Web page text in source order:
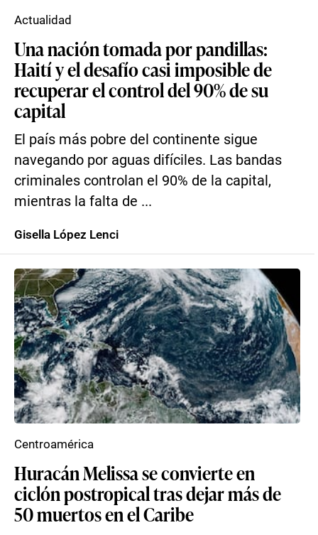
Una nación tomada por pandillas:
Haití y el desafío casi imposible de
recuperar el control del 90% de su
capital
El país más pobre del continente sigue
navegando por aguas difíciles. Las bandas
criminales controlan el 90% de la capital,
mientras la falta de ...
Actualidad
Gisella López Lenci
Huracán Melissa se convierte en
ciclón postropical tras dejar más de
50 muertos en el Caribe
Centroamérica